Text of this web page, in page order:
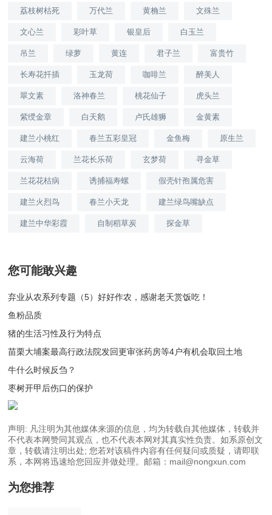
荔枝树枯死 万代兰 黄桷兰 文殊兰
文心兰 彩叶草 银皇后 白玉兰
吊兰 绿萝 黄连 君子兰 富贵竹
长寿花扦插 玉龙荷 咖啡兰 醉美人
翠文素 洛神春兰 桃花仙子 虎头兰
紫绶金章 白天鹅 卢氏雄狮 金黄素
建兰小桃红 春兰五彩皇冠 金鱼梅 原生兰
云海荷 兰花长乐荷 玄梦荷 寻金草
兰花花枯病 诱捕福寿螺 假壳针孢属危害
建兰火烈鸟 春兰小天龙 建兰绿鸟嘴缺点
建兰中华彩霞 自制稻草炭 探金草
您可能敢兴趣
弃业从农系列专题（5）好好作农，感谢老天赏饭吃！
鱼粉品质
猪的生活习性及行为特点
苗栗大埔案最高行政法院发回更审张药房等4户有机会取回土地
牛什么时候反刍？
枣树开甲后伤口的保护
声明: 凡注明为其他媒体来源的信息，均为转载自其他媒体，转载并
不代表本网赞同其观点，也不代表本网对其真实性负责。如系原创文
章，转载请注明出处; 您若对该稿件内容有任何疑问或质疑，请即联
系，本网将迅速给您回应并做处理。邮箱：mail@nongxun.com
为您推荐